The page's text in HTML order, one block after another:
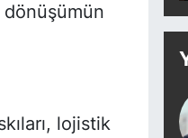
dönüşümün
lojistik